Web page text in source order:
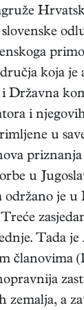
koja je
i Državna
i
u
u
održano je u
Tada
članovima
zemalja, a